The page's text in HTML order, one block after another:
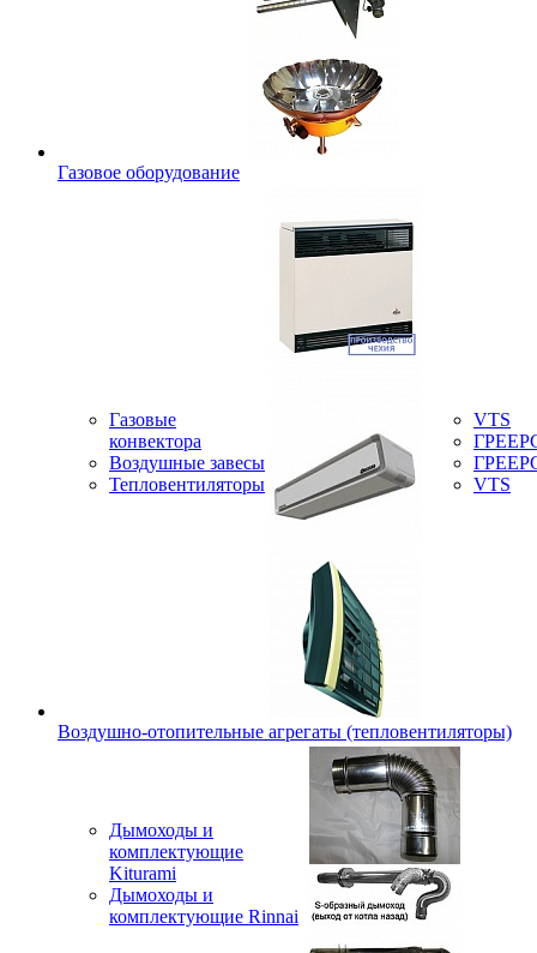
Газовое оборудование
Газовые
конвектора
Воздушные завесы
Тепловентиляторы
VTS
VTS
Воздушно-отопительные агрегаты (тепловентиляторы)
Дымоходы и
комплектующие
Kiturami
Дымоходы и
комплектующие Rinnai